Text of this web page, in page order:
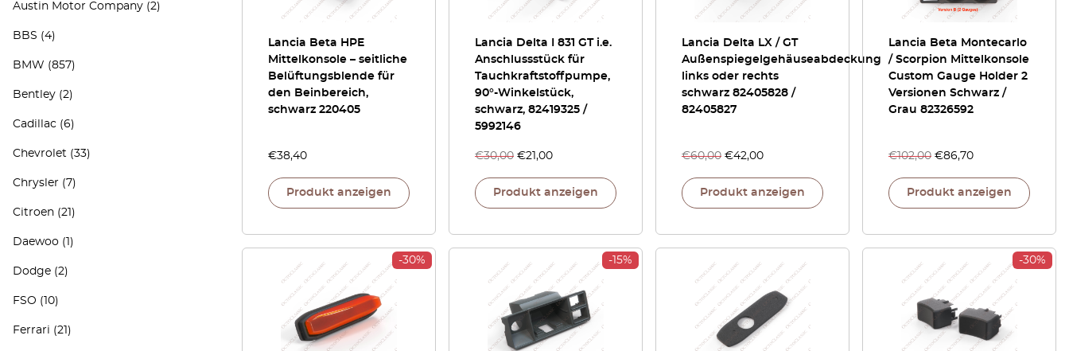
Austin Motor Company (2)
BBS (4)
BMW (857)
Bentley (2)
Cadillac (6)
Chevrolet (33)
Chrysler (7)
Citroen (21)
Daewoo (1)
Dodge (2)
FSO (10)
Ferrari (21)
Lancia Beta HPE
Mittelkonsole – seitliche
Belüftungsblende für
den Beinbereich,
schwarz 220405
€38,40
Produkt anzeigen
Lancia Delta I 831 GT i.e.
Anschlussstück für
Tauchkraftstoffpumpe,
90°-Winkelstück,
schwarz, 82419325 /
5992146
€30,00 €21,00
Produkt anzeigen
Lancia Delta LX / GT
Außenspiegelgehäuseabdeckung
links oder rechts
schwarz 82405828 /
82405827
€60,00 €42,00
Produkt anzeigen
Lancia Beta Montecarlo
/ Scorpion Mittelkonsole
Custom Gauge Holder 2
Versionen Schwarz /
Grau 82326592
€102,00 €86,70
Produkt anzeigen
-30% -15% -30%